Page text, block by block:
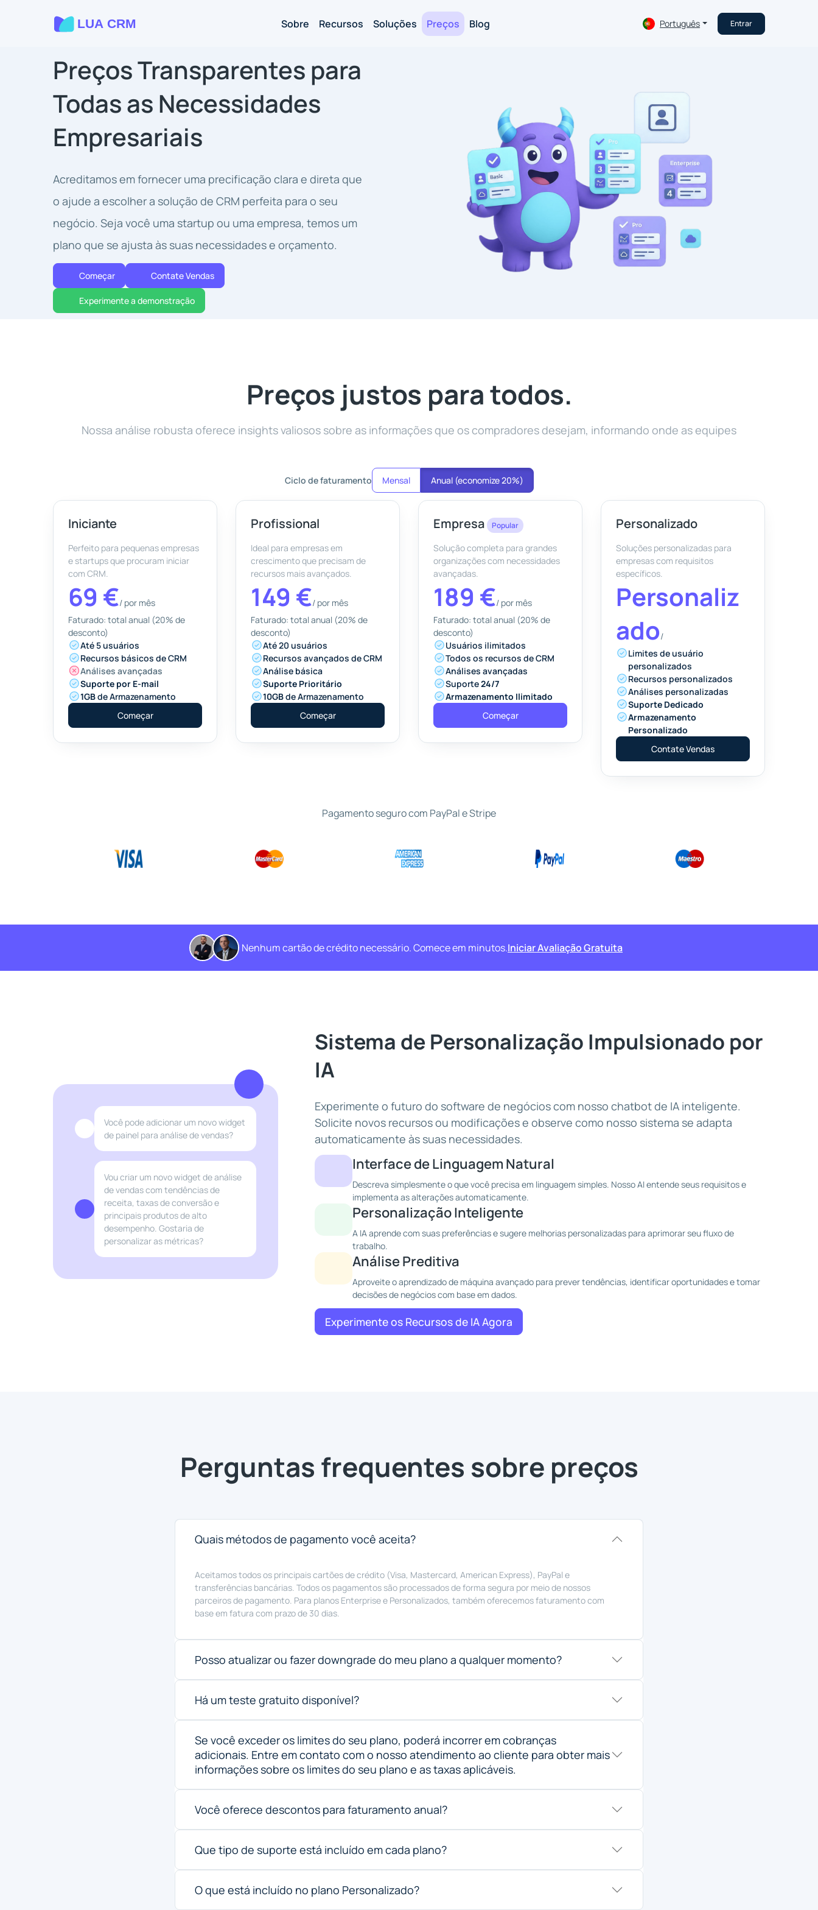
Sobre Recursos Soluções Preços Blog Português Entrar
Preços Transparentes para
Todas as Necessidades
Empresariais
Acreditamos em fornecer uma precificação clara e direta que
o ajude a escolher a solução de CRM perfeita para o seu
negócio. Seja você uma startup ou uma empresa, temos um
plano que se ajusta às suas necessidades e orçamento.
Começar Contate Vendas
Experimente a demonstração
Preços justos para todos.
Nossa análise robusta oferece insights valiosos sobre as informações que os compradores desejam, informando onde as equipes
Ciclo de faturamento Mensal Anual (economize 20%)
Iniciante
Perfeito para pequenas empresas
e startups que procuram iniciar
com CRM.
69 €/ por mês
Faturado: total anual (20% de
desconto)
Até 5 usuários
Recursos básicos de CRM
Análises avançadas
Suporte por E-mail
1GBde Armazenamento
Começar
Profissional
Ideal para empresas em
crescimento que precisam de
recursos mais avançados.
149 €/ por mês
Faturado: total anual (20% de
desconto)
Até 20 usuários
Recursos avançados de CRM
Análise básica
Suporte Prioritário
10GBde Armazenamento
Começar
Empresa Popular
Solução completa para grandes
organizações com necessidades
avançadas.
189 €/ por mês
Faturado: total anual (20% de
desconto)
Usuários ilimitados
Todos os recursos de CRM
Análises avançadas
Suporte24/7
Armazenamento Ilimitado
Começar
Personalizado
Soluções personalizadas para
empresas com requisitos
específicos.
Personaliz
ado/
Limites de usuário
personalizados
Recursos personalizados
Análises personalizadas
Suporte Dedicado
Armazenamento
Personalizado
Contate Vendas
Pagamento seguro com PayPal e Stripe
Nenhum cartão de crédito necessário. Comece em minutos.Iniciar Avaliação Gratuita
Você pode adicionar um novo widget
de painel para análise de vendas?
Vou criar um novo widget de análise
de vendas com tendências de
receita, taxas de conversão e
principais produtos de alto
desempenho. Gostaria de
personalizar as métricas?
Sistema de Personalização Impulsionado por
IA
Experimente o futuro do software de negócios com nosso chatbot de IA inteligente.
Solicite novos recursos ou modificações e observe como nosso sistema se adapta
automaticamente às suas necessidades.
Interface de Linguagem Natural
Descreva simplesmente o que você precisa em linguagem simples. Nosso AI entende seus requisitos e
implementa as alterações automaticamente.
Personalização Inteligente
A IA aprende com suas preferências e sugere melhorias personalizadas para aprimorar seu fluxo de
trabalho.
Análise Preditiva
Aproveite o aprendizado de máquina avançado para prever tendências, identificar oportunidades e tomar
decisões de negócios com base em dados.
Experimente os Recursos de IA Agora
Perguntas frequentes sobre preços
Quais métodos de pagamento você aceita?
Aceitamos todos os principais cartões de crédito (Visa, Mastercard, American Express), PayPal e
transferências bancárias. Todos os pagamentos são processados de forma segura por meio de nossos
parceiros de pagamento. Para planos Enterprise e Personalizados, também oferecemos faturamento com
base em fatura com prazo de 30 dias.
Posso atualizar ou fazer downgrade do meu plano a qualquer momento?
Há um teste gratuito disponível?
Se você exceder os limites do seu plano, poderá incorrer em cobranças
adicionais. Entre em contato com o nosso atendimento ao cliente para obter mais
informações sobre os limites do seu plano e as taxas aplicáveis.
Você oferece descontos para faturamento anual?
Que tipo de suporte está incluído em cada plano?
O que está incluído no plano Personalizado?